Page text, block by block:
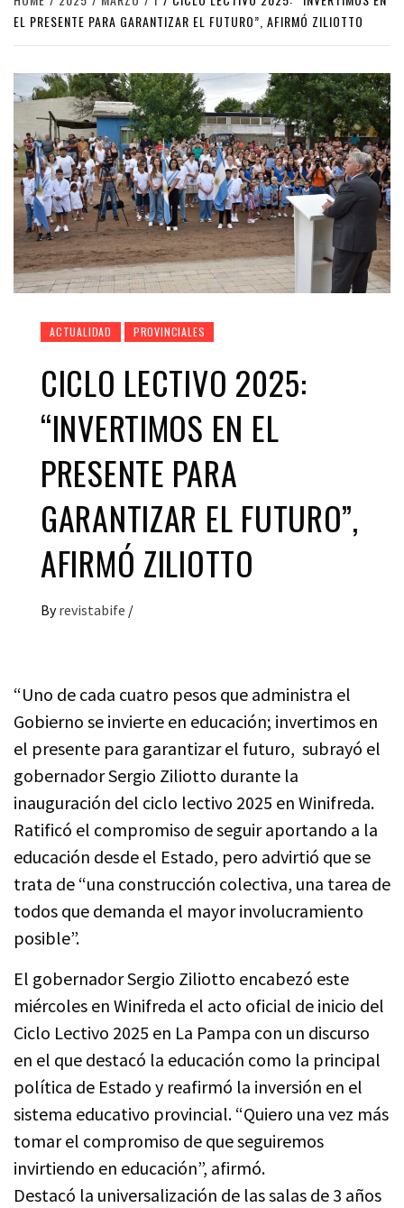
EL PRESENTE PARA GARANTIZAR EL FUTURO”, AFIRMÓ ZILIOTTO
ACTUALIDAD PROVINCIALES
CICLO LECTIVO 2025:
“INVERTIMOS EN EL
PRESENTE PARA
GARANTIZAR EL FUTURO”,
AFIRMÓ ZILIOTTO
By revistabife /
“Uno de cada cuatro pesos que administra el
Gobierno se invierte en educación; invertimos en
el presente para garantizar el futuro, subrayó el
gobernador Sergio Ziliotto durante la
inauguración del ciclo lectivo 2025 en Winifreda.
Ratificó el compromiso de seguir aportando a la
educación desde el Estado, pero advirtió que se
trata de “una construcción colectiva, una tarea de
todos que demanda el mayor involucramiento
posible”.
El gobernador Sergio Ziliotto encabezó este
miércoles en Winifreda el acto oficial de inicio del
Ciclo Lectivo 2025 en La Pampa con un discurso
en el que destacó la educación como la principal
política de Estado y reafirmó la inversión en el
sistema educativo provincial. “Quiero una vez más
tomar el compromiso de que seguiremos
invirtiendo en educación”, afirmó.
Destacó la universalización de las salas de 3 años